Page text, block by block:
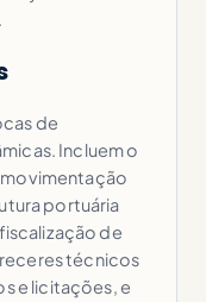
de
Incluem o
movimentação
portuária
de
técnicos
e licitações, e